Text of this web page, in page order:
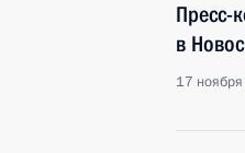
Пресс-
в
17